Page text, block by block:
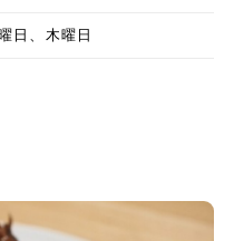
日、木曜日